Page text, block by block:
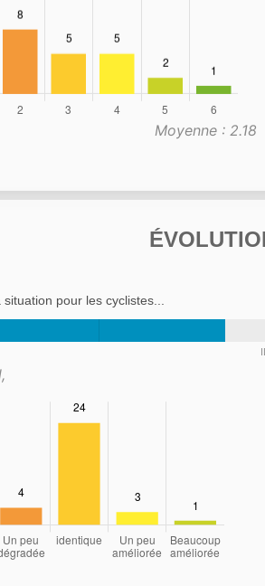
Moyenne : 2.18
pour les cyclistes...